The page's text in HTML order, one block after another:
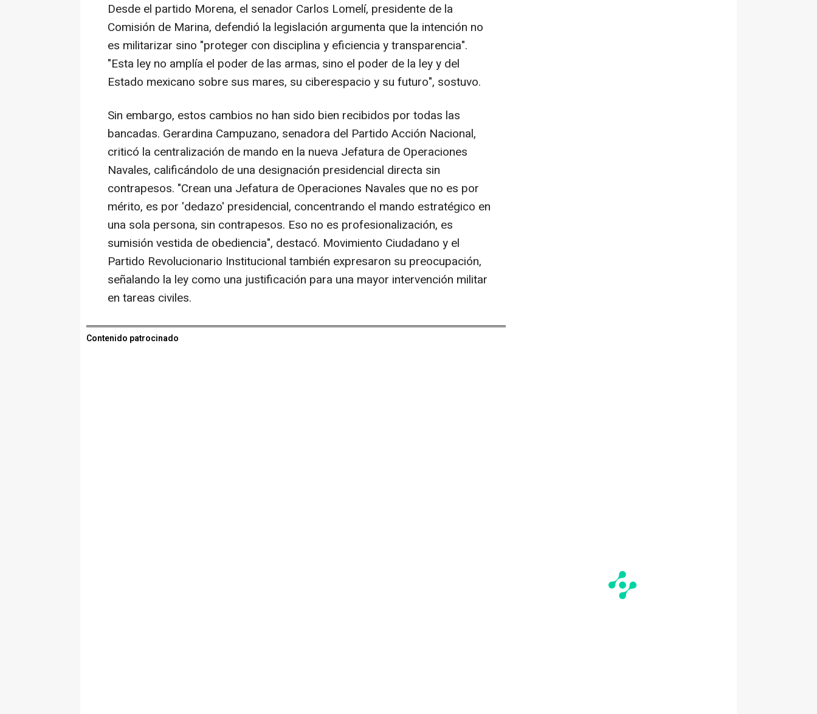
Desde el partido Morena, el senador Carlos Lomelí, presidente de la
Comisión de Marina, defendió la legislación argumenta que la intención no
es militarizar sino "proteger con disciplina y eficiencia y transparencia".
"Esta ley no amplía el poder de las armas, sino el poder de la ley y del
Estado mexicano sobre sus mares, su ciberespacio y su futuro", sostuvo.
Sin embargo, estos cambios no han sido bien recibidos por todas las
bancadas. Gerardina Campuzano, senadora del Partido Acción Nacional,
criticó la centralización de mando en la nueva Jefatura de Operaciones
Navales, calificándolo de una designación presidencial directa sin
contrapesos. "Crean una Jefatura de Operaciones Navales que no es por
mérito, es por 'dedazo' presidencial, concentrando el mando estratégico en
una sola persona, sin contrapesos. Eso no es profesionalización, es
sumisión vestida de obediencia", destacó. Movimiento Ciudadano y el
Partido Revolucionario Institucional también expresaron su preocupación,
señalando la ley como una justificación para una mayor intervención militar
en tareas civiles.
Contenido patrocinado